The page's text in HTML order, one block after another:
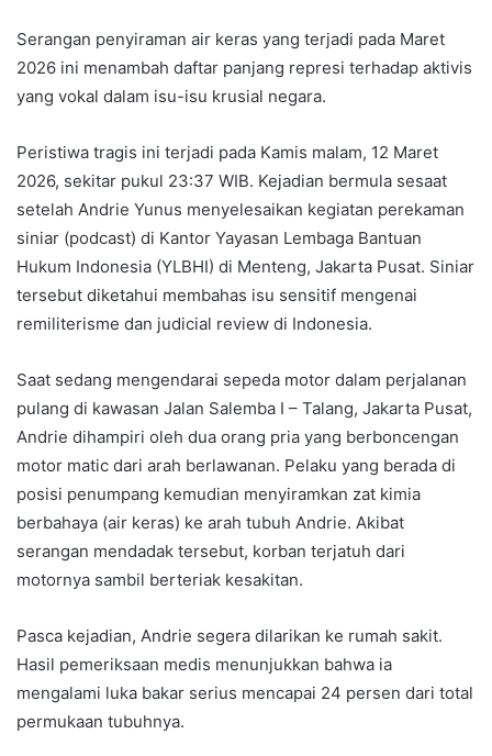
Serangan penyiraman air keras yang terjadi pada Maret
2026 ini menambah daftar panjang represi terhadap aktivis
yang vokal dalam isu-isu krusial negara.
Peristiwa tragis ini terjadi pada Kamis malam, 12 Maret
2026, sekitar pukul 23:37 WIB. Kejadian bermula sesaat
setelah Andrie Yunus menyelesaikan kegiatan perekaman
siniar (podcast) di Kantor Yayasan Lembaga Bantuan
Hukum Indonesia (YLBHI) di Menteng, Jakarta Pusat. Siniar
tersebut diketahui membahas isu sensitif mengenai
remiliterisme dan judicial review di Indonesia.
Saat sedang mengendarai sepeda motor dalam perjalanan
pulang di kawasan Jalan Salemba I – Talang, Jakarta Pusat,
Andrie dihampiri oleh dua orang pria yang berboncengan
motor matic dari arah berlawanan. Pelaku yang berada di
posisi penumpang kemudian menyiramkan zat kimia
berbahaya (air keras) ke arah tubuh Andrie. Akibat
serangan mendadak tersebut, korban terjatuh dari
motornya sambil berteriak kesakitan.
Pasca kejadian, Andrie segera dilarikan ke rumah sakit.
Hasil pemeriksaan medis menunjukkan bahwa ia
mengalami luka bakar serius mencapai 24 persen dari total
permukaan tubuhnya.